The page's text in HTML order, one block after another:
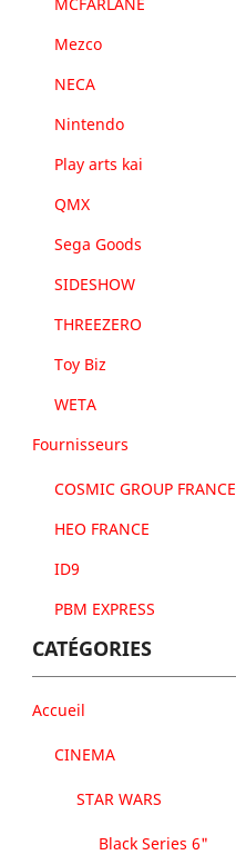
Mezco
NECA
Nintendo
Play arts kai
QMX
Sega Goods
SIDESHOW
THREEZERO
Toy Biz
WETA
Fournisseurs
COSMIC GROUP FRANCE
HEO FRANCE
ID9
PBM EXPRESS
CATÉGORIES
Accueil
CINEMA
STAR WARS
Black Series 6"